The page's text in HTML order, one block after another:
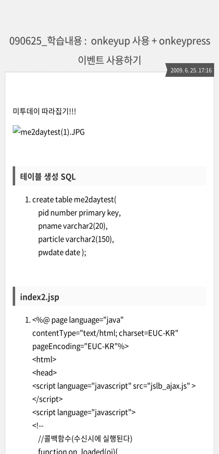
090625_학습내용 : onkeyup 사용 + onkeypress
이벤트 사용하기
2009. 6. 25. 17:16
미투데이 따라집기!!!
테이블 생성 SQL
create table me2daytest(
pid number primary key,
pname varchar2(20),
particle varchar2(150),
pwdate date );
index2.jsp
<%@ page language="java"
contentType="text/html; charset=EUC-KR"
pageEncoding="EUC-KR"%>
<html>
<head>
<script language="javascript" src="jslb_ajax.js" >
</script>
<script language="javascript">
<!--
//콜백함수(수신시에 실행된다)
function on_loaded(oj){